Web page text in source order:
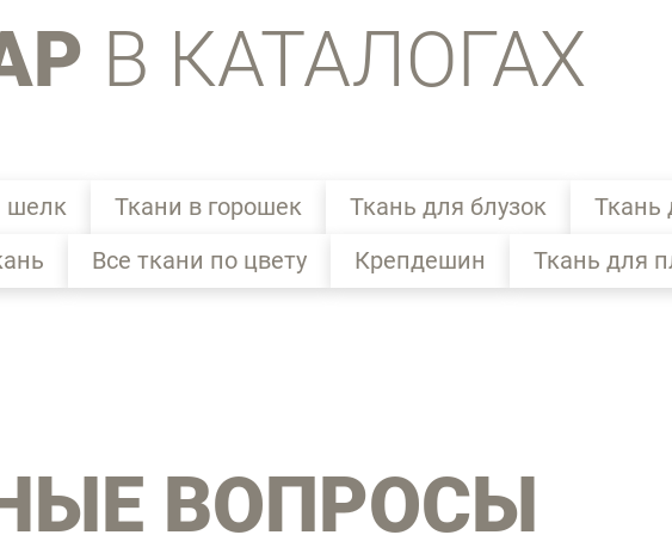
В КАТАЛОГАХ
шелк Ткани в горошек Ткань для блузок
Ткань
Все ткани по цвету Крепдешин Ткань для
ВОПРОСЫ